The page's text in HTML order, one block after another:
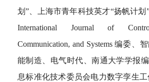
划”、上海市青年科技英才“扬帆计划
International Journal of
Communication, and Systems 编委、
能制造、电气时代、南通大学学报
息标准化技术委员会电力数字孪生